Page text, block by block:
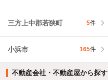
三方上中郡若狭町 5件
小浜市 165件
不動産会社・不動産屋から探す